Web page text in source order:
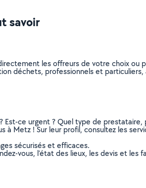
savoir
les offreurs de votre choix
déchets, professionnels et
ce urgent ? Quel type de
Metz ! Sur leur profil, consultez les
sécurisés et efficaces.
vous, l’état des lieux, les devis et